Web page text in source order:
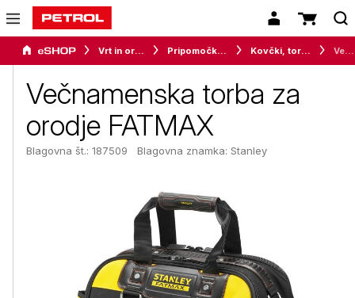
Vrt in orodje Pripomočki za delavnico Kovčki, torbe in škatle za orodje
Večnamenska torba za
orodje FATMAX
Blagovna št.: 187509 Blagovna znamka: Stanley